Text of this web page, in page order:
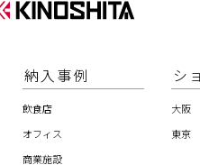
納入事例
飲食店
オフィス
商業施設
シ
大阪
東京